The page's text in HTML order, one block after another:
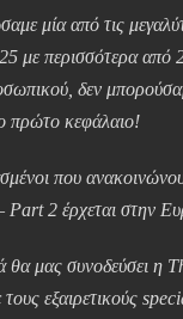
μία από τις
με περισσότερα
δεν
πρώτο κεφάλαιο!
που
Part 2 έρχεται στην
θα μας συνοδεύσει η
εξαιρετικούς